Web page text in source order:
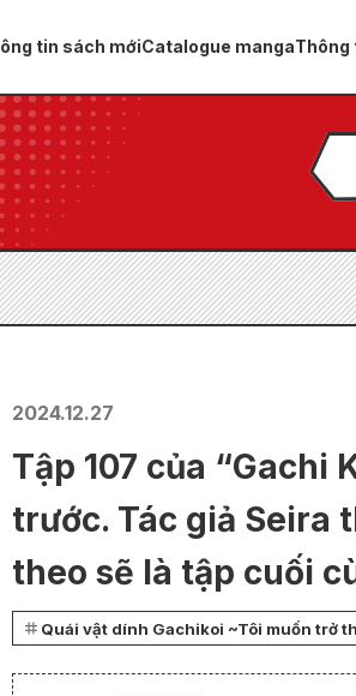
tin sách mớiCatalogue mangaThông
2024.12.27
Tập 107 của “Gachi
trước. Tác giả Seira
theo sẽ là tập cuối
Quái vật dính Gachikoi ~Tôi muốn trở